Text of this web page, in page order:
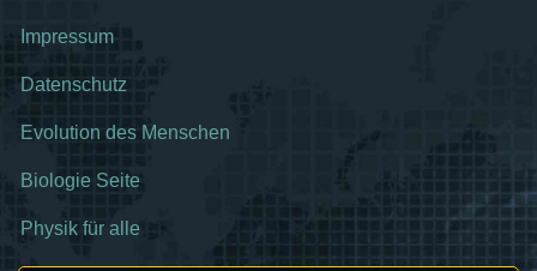
Impressum
Datenschutz
Evolution des Menschen
Biologie Seite
Physik für alle